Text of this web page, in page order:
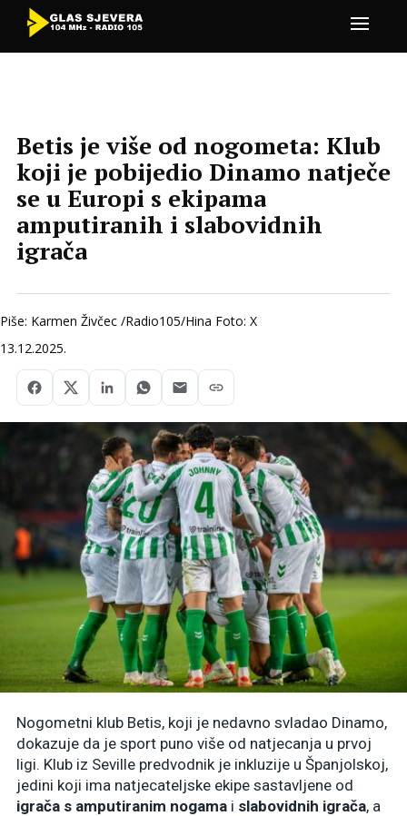
Betis je više od nogometa: Klub
koji je pobijedio Dinamo natječe
se u Europi s ekipama
amputiranih i slabovidnih
igrača
Piše: Karmen Živčec /Radio105/Hina Foto: X
13.12.2025.
Nogometni klub Betis, koji je nedavno svladao Dinamo,
dokazuje da je sport puno više od natjecanja u prvoj
ligi. Klub iz Seville predvodnik je inkluzije u Španjolskoj,
jedini koji ima natjecateljske ekipe sastavljene od
igrača s amputiranim nogama i slabovidnih igrača, a